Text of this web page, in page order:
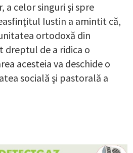
a celor singuri şi spre
Iustin a amintit că,
ortodoxă din
dreptul de a ridica o
acesteia va deschide o
socială şi pastorală a